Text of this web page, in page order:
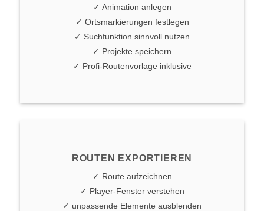
✓ Animation anlegen
✓ Ortsmarkierungen festlegen
✓ Suchfunktion sinnvoll nutzen
✓ Projekte speichern
✓ Profi-Routenvorlage inklusive
ROUTEN EXPORTIEREN
✓ Route aufzeichnen
✓ Player-Fenster verstehen
✓ unpassende Elemente ausblenden